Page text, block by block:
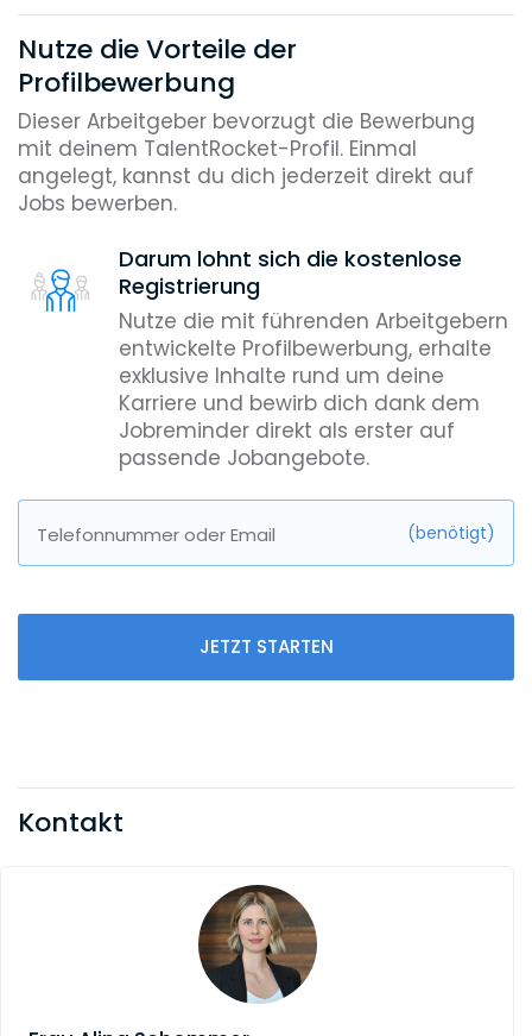
Nutze die Vorteile der
Profilbewerbung
Dieser Arbeitgeber bevorzugt die Bewerbung
mit deinem TalentRocket-Profil. Einmal
angelegt, kannst du dich jederzeit direkt auf
Jobs bewerben.
Darum lohnt sich die kostenlose
Registrierung
Nutze die mit führenden Arbeitgebern
entwickelte Profilbewerbung, erhalte
exklusive Inhalte rund um deine
Karriere und bewirb dich dank dem
Jobreminder direkt als erster auf
passende Jobangebote.
Telefonnummer oder Email (benötigt)
JETZT STARTEN
Kontakt